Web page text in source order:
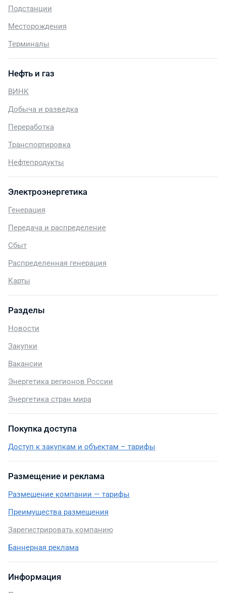
Подстанции
Месторождения
Терминалы
Нефть и газ
ВИНК
Добыча и разведка
Переработка
Транспортировка
Нефтепродукты
Электроэнергетика
Генерация
Передача и распределение
Сбыт
Распределенная генерация
Карты
Разделы
Новости
Закупки
Вакансии
Энергетика регионов России
Энергетика стран мира
Покупка доступа
Доступ к закупкам и объектам – тарифы
Размещение и реклама
Размещение компании — тарифы
Преимущества размещения
Зарегистрировать компанию
Баннерная реклама
Информация